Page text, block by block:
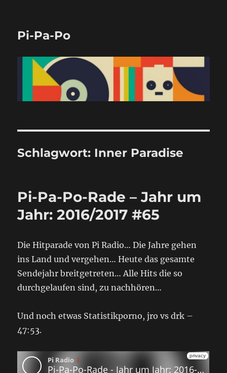
Pi-Pa-Po
Schlagwort: Inner Paradise
Pi-Pa-Po-Rade – Jahr um
Jahr: 2016/2017 #65
Die Hitparade von Pi Radio… Die Jahre gehen
ins Land und vergehen… Heute das gesamte
Sendejahr breitgetreten… Alle Hits die so
durchgelaufen sind, zu nachhören…
Und noch etwas Statistikporno, jro vs drk –
47:53.